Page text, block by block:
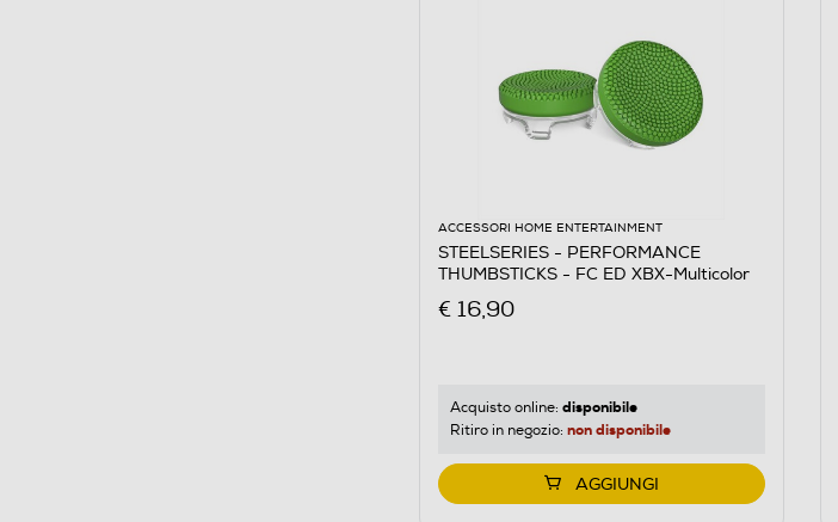
ACCESSORI HOME ENTERTAINMENT
STEELSERIES - PERFORMANCE
THUMBSTICKS - FC ED XBX-Multicolor
€ 16,90
Acquisto online: disponibile
Ritiro in negozio: non disponibile
AGGIUNGI